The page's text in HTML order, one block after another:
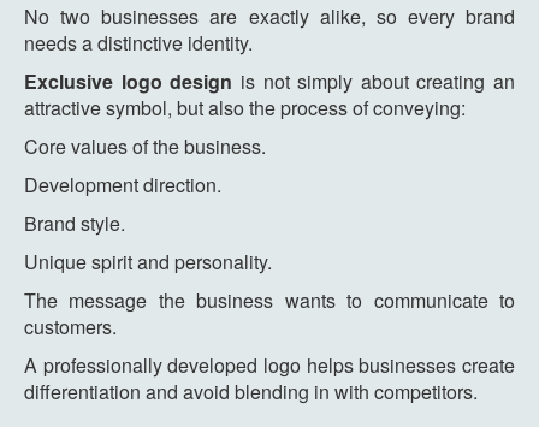
No two businesses are exactly alike, so every brand
needs a distinctive identity.
Exclusive logo design is not simply about creating an
attractive symbol, but also the process of conveying:
Core values of the business.
Development direction.
Brand style.
Unique spirit and personality.
The message the business wants to communicate to
customers.
A professionally developed logo helps businesses create
differentiation and avoid blending in with competitors.